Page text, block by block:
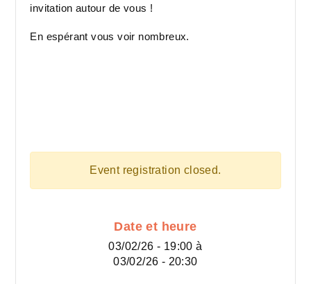
invitation autour de vous !
En espérant vous voir nombreux.
Event registration closed.
Date et heure
03/02/26 - 19:00à
03/02/26 - 20:30